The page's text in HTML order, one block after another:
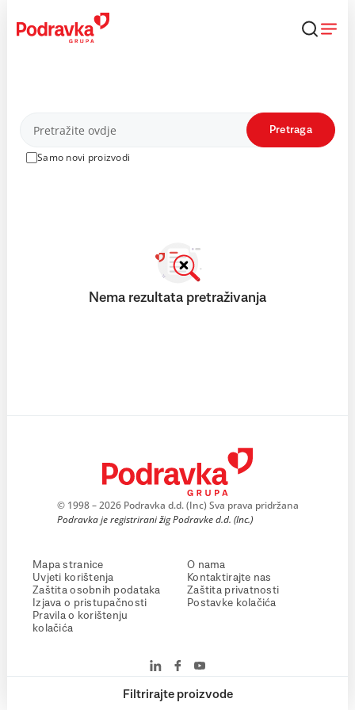
content
Proizvodi
Samo novi proizvodi
Pretraga
Filtrirajte proizvode
Nema rezultata pretraživanja
© 1998 – 2026 Podravka d.d. (Inc) Sva prava pridržana
Podravka je registrirani žig Podravke d.d. (Inc.)
Mapa stranice
Uvjeti korištenja
Zaštita osobnih podataka
Izjava o pristupačnosti
Pravila o korištenju
kolačića
O nama
Kontaktirajte nas
Zaštita privatnosti
Postavke kolačića